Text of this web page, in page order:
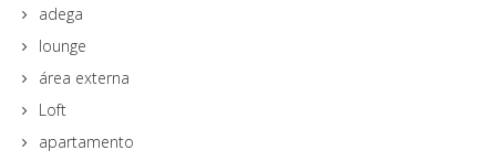
adega
lounge
área externa
Loft
apartamento